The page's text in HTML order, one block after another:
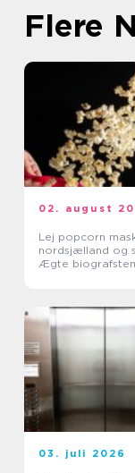
Flere
02. august
Lej popcorn
nordsjælland og
Ægte
03. juli 2026